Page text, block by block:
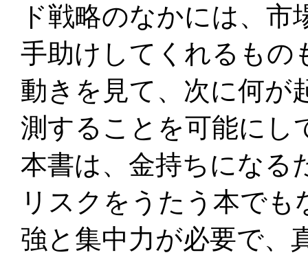
ド戦略のなかには、
手助けしてくれるもの
動きを見て、次に何が
測することを可能にし
本書は、金持ちになる
リスクをうたう本で
強と集中力が必要で、